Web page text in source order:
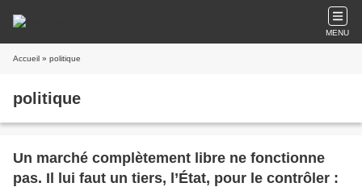
MENU
Accueil » politique
politique
Un marché complètement libre ne fonctionne
pas. Il lui faut un tiers, l’État, pour le contrôler :